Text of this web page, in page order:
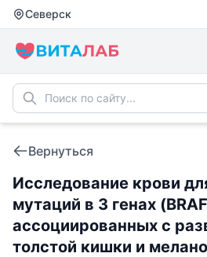
Северск
Вернуться
Исследование крови
мутаций в 3 генах
ассоциированных с
толстой кишки и